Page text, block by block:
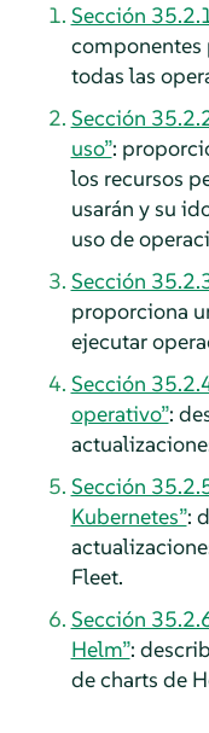
Sección
componentes
todas las
Sección
uso”:
los recursos
usarán y su
uso de
Sección
proporciona
ejecutar
Sección
operativo”:
Sección
Kubernetes”:
Fleet.
Sección
Helm”:
de charts de